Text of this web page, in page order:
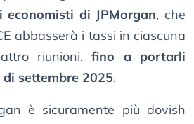
economisti di JPMorgan, che
abbasserà i tassi in ciascuna
riunioni,fino a portarli
di settembre 2025.
è sicuramente più dovish